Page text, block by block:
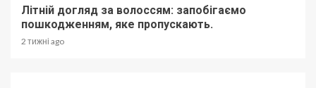
Літній догляд за волоссям: запобігаємо
пошкодженням, яке пропускають.
2 тижні ago